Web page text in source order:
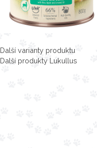
Další varianty produktu
Další produkty Lukullus